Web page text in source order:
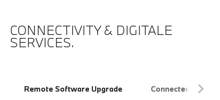
CONNECTIVITY & DIGITALE
SERVICES.
Remote Software Upgrade Connected